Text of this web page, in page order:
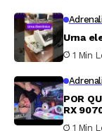
Urna
1 Min
POR
RX
1 Min